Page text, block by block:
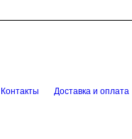
Контакты Доставка и оплата